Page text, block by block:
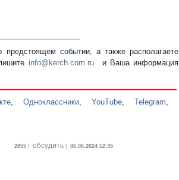
событии, а также располагаете
info@kerch.com.ru и Ваша информация
, Одноклассники,YouTube,Telegram,
2855| обсудить| 06.06.2024 12:35